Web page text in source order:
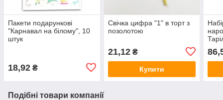
Пакети подарункові
"Карнавал на білому", 10
штук
18,92 ₴
Свічка цифра "1" в торт з
позолотою
21,12₴
Купити
Подібні товари компанії